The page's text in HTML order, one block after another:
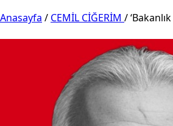
Anasayfa / CEMİL CİĞERİM /